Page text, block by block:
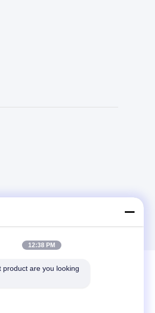
12:38 PM
product are you looking